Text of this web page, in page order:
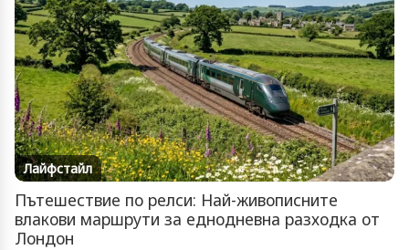
Лайфстайл
Пътешествие по релси: Най-живописните
влакови маршрути за еднодневна разходка от
Лондон